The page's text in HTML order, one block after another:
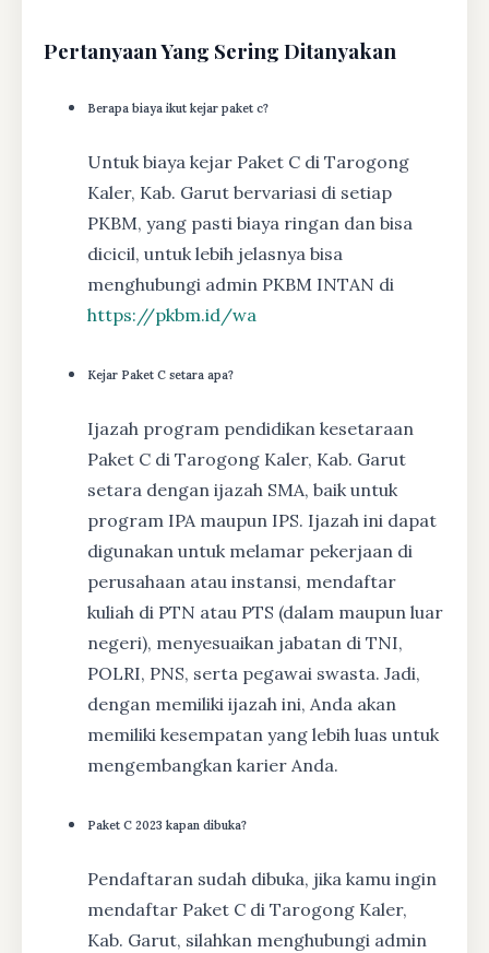
Pertanyaan Yang Sering Ditanyakan
Berapa biaya ikut kejar paket c?
Untuk biaya kejar Paket C di Tarogong
Kaler, Kab. Garut bervariasi di setiap
PKBM, yang pasti biaya ringan dan bisa
dicicil, untuk lebih jelasnya bisa
menghubungi admin PKBM INTAN di
https://pkbm.id/wa
Kejar Paket C setara apa?
Ijazah program pendidikan kesetaraan
Paket C di Tarogong Kaler, Kab. Garut
setara dengan ijazah SMA, baik untuk
program IPA maupun IPS. Ijazah ini dapat
digunakan untuk melamar pekerjaan di
perusahaan atau instansi, mendaftar
kuliah di PTN atau PTS (dalam maupun luar
negeri), menyesuaikan jabatan di TNI,
POLRI, PNS, serta pegawai swasta. Jadi,
dengan memiliki ijazah ini, Anda akan
memiliki kesempatan yang lebih luas untuk
mengembangkan karier Anda.
Paket C 2023 kapan dibuka?
Pendaftaran sudah dibuka, jika kamu ingin
mendaftar Paket C di Tarogong Kaler,
Kab. Garut, silahkan menghubungi admin